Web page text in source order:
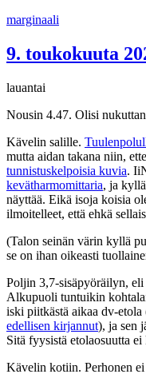
Siirry
marginaali
9. toukokuuta
lauantai
Nousin 4.47. Olisi
Kävelin salille.
mutta aidan takana niin,
tunnistuskelpoisia kuvia.
kevätharmomittaria, ja
näyttää. Eikä isoja koisia
ilmoitelleet, että ehkä
(Talon seinän värin kyllä
se on ihan oikeasti
Poljin 3,7-sisäpyöräilyn, eli
Alkupuoli tuntuikin
iski piitkästä aikaa dv-etola
edellisen kirjannut), ja sen
Sitä fyysistä etolaosuutta
Kävelin kotiin. Perhonen ei